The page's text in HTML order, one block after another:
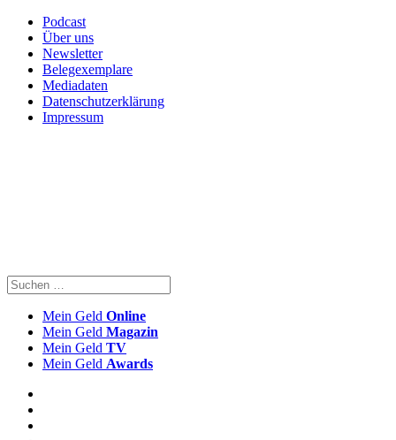
Podcast
Über uns
Newsletter
Belegexemplare
Mediadaten
Datenschutzerklärung
Impressum
Mein Geld Online
Mein Geld Magazin
Mein Geld TV
Mein Geld Awards